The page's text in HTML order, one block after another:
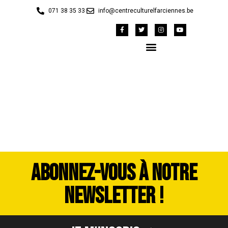
071 38 35 33 info@centreculturelfarciennes.be
ABONNEZ-VOUS À NOTRE
NEWSLETTER !